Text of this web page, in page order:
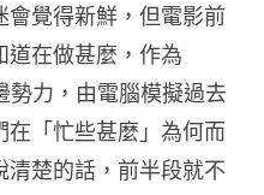
會覺得新鮮，但電影前
道在做甚麼，作為
力，由電腦模擬過去
「忙些甚麼」為何而
楚的話，前半段就不